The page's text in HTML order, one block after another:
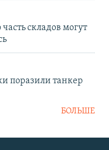
складов могут
поразили танкер
БОЛЬШЕ